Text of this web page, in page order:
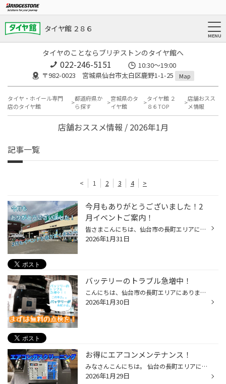
タイヤ館 ２８６
タイヤのことならブリヂストンのタイヤ館へ
022-246-5151
10:30～19:00
〒982-0023 宮城県仙台市太白区鹿野1-1-25
Map
タイヤ・ホイール専門
店のタイヤ館
都道府県か
ら探す
宮城県のタ
イヤ館
タイヤ館 ２
８６TOP
店舗おスス
メ情報
店舗おススメ情報 / 2026年1月
記事一覧
< 1 2 3 4 >
今月もありがとうございました！2
月イベントご案内！
皆さまこんにちは、仙台市の長町エリアにありますタイヤ館286です！ 1月も本日で最終日となりました！2026年もあっという間に過ぎてしまいそうですね…。 今月も沢山のご来店、誠にありがとうございました！ 来月もイベント盛り沢山となっております！ 2026年2月1日から2月28日までエア点検キャンペ...
2026年1月31日
バッテリーのトラブル急増中！
こんにちは、仙台市の長町エリアにあります、タイヤ館286です！ 寒い日が続いてますので、 おでんと日本酒が欲しくなりますね。 さて、寒い日と言えば、 愛車のバッテリーの点検はしてますか？ 最近、バッテリートラブルが増えています。 夏にたくさん使ったエアコン… 今は寒さが厳しくまたエアコン...
2026年1月30日
お得にエアコンメンテナンス！
みなさんこんにちは。 仙台の長町エリアにありますタイヤ館286です。 本日はカーエアコンメンテナンスのご案内です。 えっ！冬なのにエアコン？と思われるかもしれませんが 今のうちにメンテナンスしていた方がメリットがあります！ 冬にするメリットとして ①エアコンシステムの寿命向上 (コンプレ...
2026年1月29日